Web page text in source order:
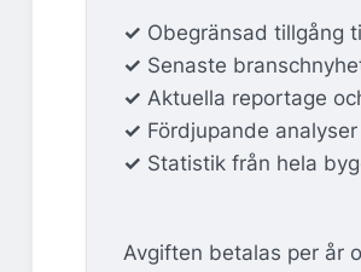
✓ Obegränsad tillgång
✓ Senaste
✓ Aktuella reportage
✓ Fördjupande
✓ Statistik från hela
Avgiften betalas per år